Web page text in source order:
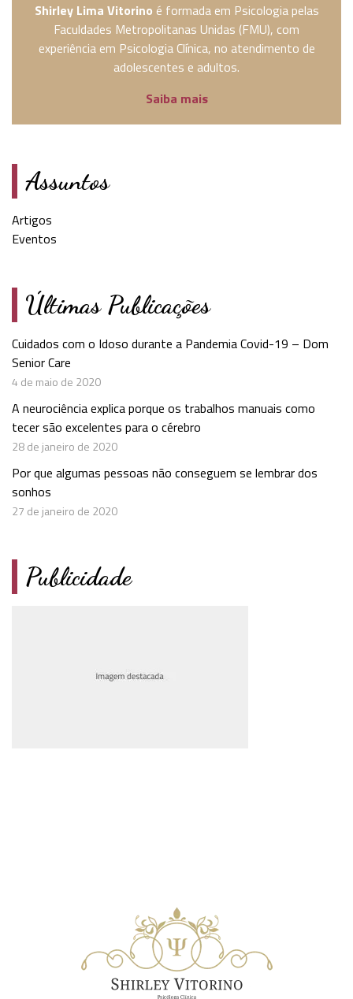
Shirley Lima Vitorino é formada em Psicologia pelas
Faculdades Metropolitanas Unidas (FMU), com
experiência em Psicologia Clínica, no atendimento de
adolescentes e adultos.
Saiba mais
Assuntos
Artigos
Eventos
Últimas Publicações
Cuidados com o Idoso durante a Pandemia Covid-19 – Dom
Senior Care
4 de maio de 2020
A neurociência explica porque os trabalhos manuais como
tecer são excelentes para o cérebro
28 de janeiro de 2020
Por que algumas pessoas não conseguem se lembrar dos
sonhos
27 de janeiro de 2020
Publicidade